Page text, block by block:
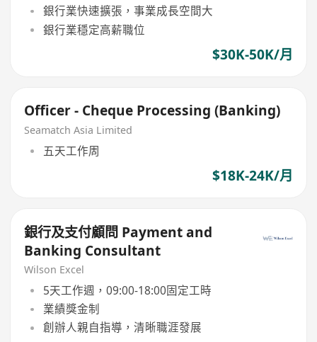
銀行業快速擴張，事業成長空間大
銀行業穩定高薪職位
$30K-50K/月
Officer - Cheque Processing (Banking)
Seamatch Asia Limited
五天工作周
$18K-24K/月
銀行及支付顧問 Payment and
Banking Consultant
Wilson Excel
5天工作週，09:00-18:00固定工時
業績獎金制
創辦人親自指導，清晰職涯發展